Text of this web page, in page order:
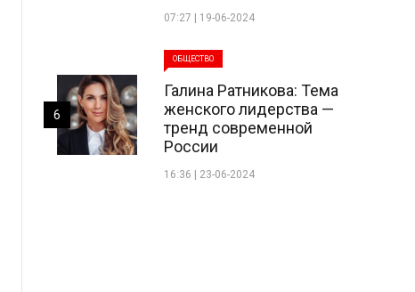
07:27 | 19-06-2024
ОБЩЕСТВО
Галина Ратникова: Тема
женского лидерства —
тренд современной
России
16:36 | 23-06-2024
6